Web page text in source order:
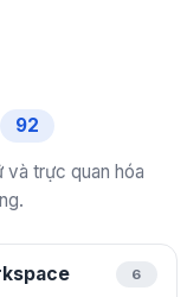
92
trực quan hóa
6